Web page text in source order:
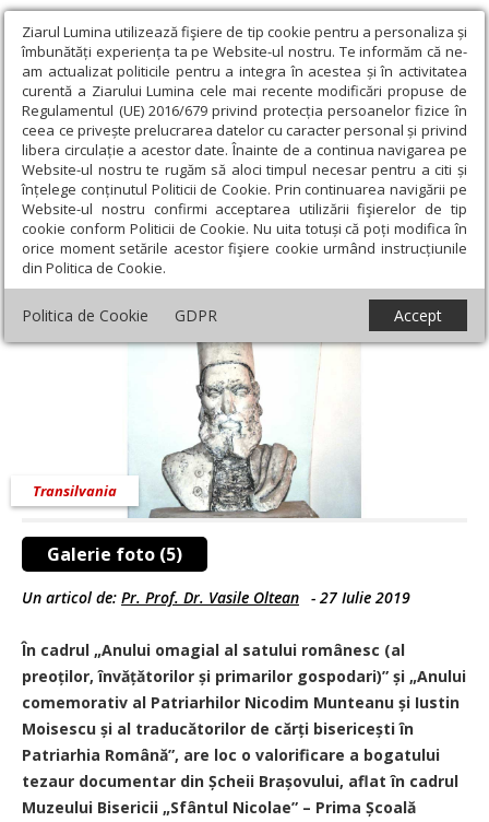
Ziarul Lumina utilizează fişiere de tip cookie pentru a personaliza și
îmbunătăți experiența ta pe Website-ul nostru. Te informăm că ne-
am actualizat politicile pentru a integra în acestea și în activitatea
curentă a Ziarului Lumina cele mai recente modificări propuse de
Regulamentul (UE) 2016/679 privind protecția persoanelor fizice în
ceea ce privește prelucrarea datelor cu caracter personal și privind
libera circulație a acestor date. Înainte de a continua navigarea pe
Website-ul nostru te rugăm să aloci timpul necesar pentru a citi și
înțelege conținutul Politicii de Cookie. Prin continuarea navigării pe
Website-ul nostru confirmi acceptarea utilizării fişierelor de tip
cookie conform Politicii de Cookie. Nu uita totuși că poți modifica în
orice moment setările acestor fişiere cookie urmând instrucțiunile
din Politica de Cookie.
Politica de Cookie GDPR Accept
Ziarul Lumina › Regionale › Transilvania › Copiști și traducători
de cărți bisericești din Șcheii Brașovului (III)
Copiști și traducători de cărți bisericești din
Șcheii Brașovului (III)
Galerie foto (5)
Transilvania
Un articol de: Pr. Prof. Dr. Vasile Oltean - 27 Iulie 2019
În cadrul „Anului omagial al satului românesc (al
preoților, învățătorilor și primarilor gospodari)” și „Anului
comemorativ al Patriarhilor Nicodim Munteanu și Iustin
Moisescu și al traducătorilor de cărți bisericești în
Patriarhia Română”, are loc o valorificare a bogatului
tezaur documentar din Șcheii Brașovului, aflat în cadrul
Muzeului Bisericii „Sfântul Nicolae” – Prima Școală